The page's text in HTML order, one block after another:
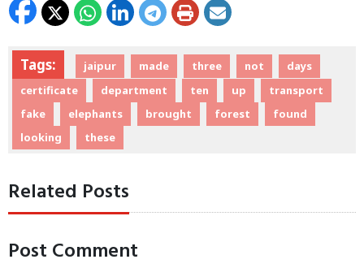
Tags: jaipur made three not
days
certificate
department ten up
transport
fake
elephants brought forest
found
looking
these
Related Posts
Post Comment